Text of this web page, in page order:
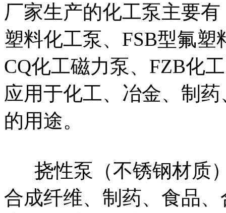
厂家生产的化工泵主要
塑料化工泵、FSB型氟塑
CQ化工磁力泵、FZB化
应用于化工、冶金、制
的用途。
挠性泵（不锈钢材质
合成纤维、制药、食品